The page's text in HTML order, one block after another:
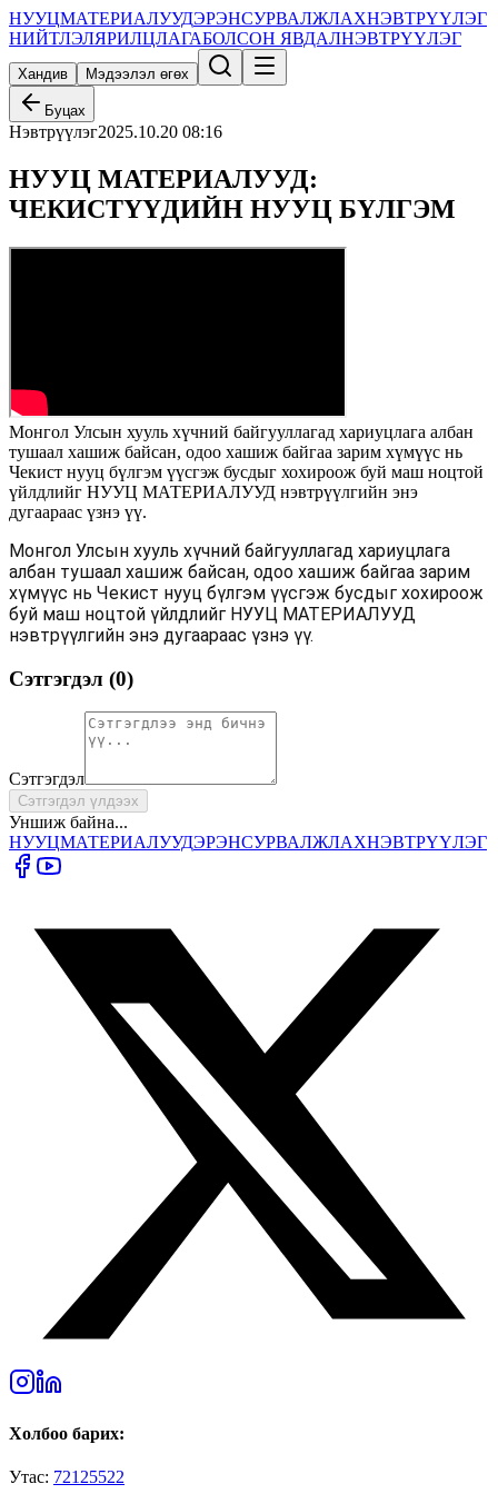
НУУЦМАТЕРИАЛУУДЭРЭНСУРВАЛЖЛАХНЭВТРҮҮЛЭГ
НИЙТЛЭЛЯРИЛЦЛАГАБОЛСОН ЯВДАЛНЭВТРҮҮЛЭГ
Хандив Мэдээлэл өгөх
Буцах
Нэвтрүүлэг2025.10.20 08:16
НУУЦ МАТЕРИАЛУУД:
ЧЕКИСТҮҮДИЙН НУУЦ БҮЛГЭМ
Монгол Улсын хууль хүчний байгууллагад хариуцлага албан
тушаал хашиж байсан, одоо хашиж байгаа зарим хүмүүс нь
Чекист нууц бүлгэм үүсгэж бусдыг хохироож буй маш ноцтой
үйлдлийг НУУЦ МАТЕРИАЛУУД нэвтрүүлгийн энэ
дугаараас үзнэ үү.
Монгол Улсын хууль хүчний байгууллагад хариуцлага
албан тушаал хашиж байсан, одоо хашиж байгаа зарим
хүмүүс нь Чекист нууц бүлгэм үүсгэж бусдыг хохироож
буй маш ноцтой үйлдлийг НУУЦ МАТЕРИАЛУУД
нэвтрүүлгийн энэ дугаараас үзнэ үү.
Сэтгэгдэл (0)
Сэтгэгдэл
Сэтгэгдэл үлдээх
Уншиж байна...
НУУЦМАТЕРИАЛУУДЭРЭНСУРВАЛЖЛАХНЭВТРҮҮЛЭГ
Холбоо барих:
Утас: 72125522